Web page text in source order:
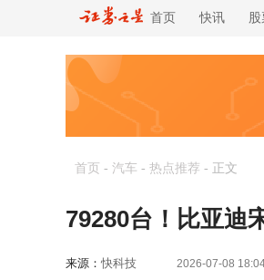
首页 快讯 股
首页 - 汽车 - 热点推荐 - 正文
79280台！比亚迪
来源： 快科技 2026-07-08